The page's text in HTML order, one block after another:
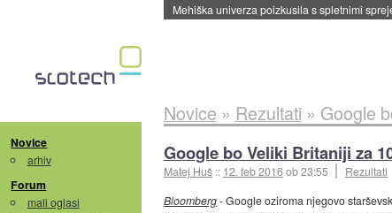
Evropska vesoljska agencija razvija svojo
Novice
arhiv
Forum
mali oglasi
Novice » Rezultati » Google
Google bo Veliki Britaniji za
Matej Huš :: 12. feb 2016ob 23:55
Rezultati
Bloomberg- Google oziroma njegovo